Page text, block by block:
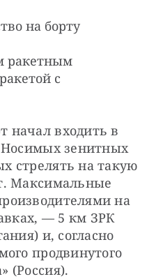
на борту
ракетным
с
начал входить в
зенитных
стрелять на такую
Максимальные
на
— 5 км ЗРК
и, согласно
продвинутого
(Россия).